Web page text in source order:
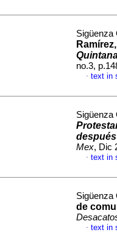
no.3,
· text in
Mex, Dic
· text in
de
· text in